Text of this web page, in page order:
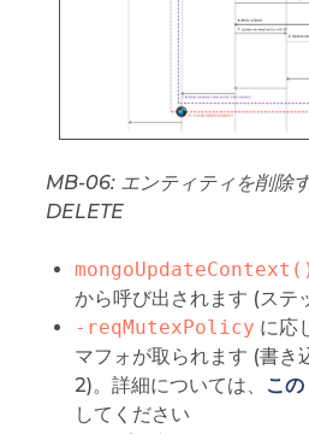
MB-06: エンティティを削
DELETE
から呼び出されます (ステ
-reqMutexPolicy に応
マフォが取られます (書き
2)。詳細については、
こ
してください